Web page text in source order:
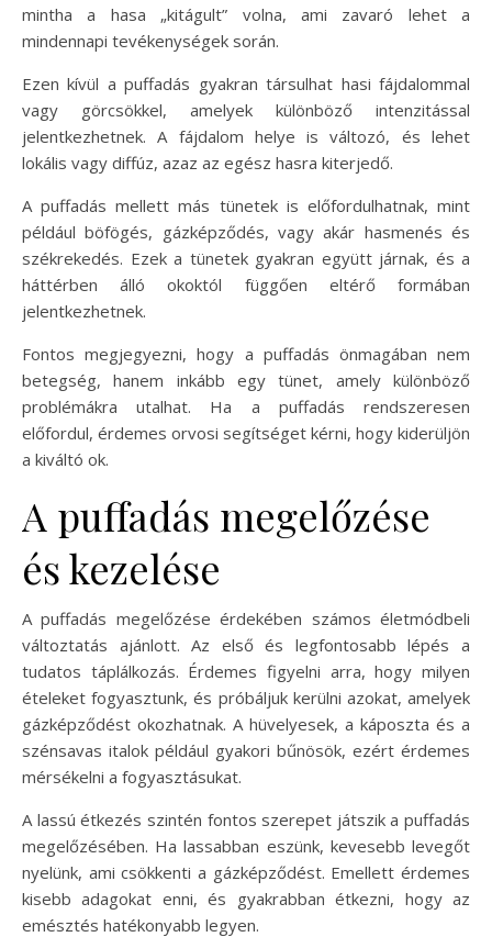
mintha a hasa „kitágult” volna, ami zavaró lehet a
mindennapi tevékenységek során.
Ezen kívül a puffadás gyakran társulhat hasi fájdalommal
vagy görcsökkel, amelyek különböző intenzitással
jelentkezhetnek. A fájdalom helye is változó, és lehet
lokális vagy diffúz, azaz az egész hasra kiterjedő.
A puffadás mellett más tünetek is előfordulhatnak, mint
például böfögés, gázképződés, vagy akár hasmenés és
székrekedés. Ezek a tünetek gyakran együtt járnak, és a
háttérben álló okoktól függően eltérő formában
jelentkezhetnek.
Fontos megjegyezni, hogy a puffadás önmagában nem
betegség, hanem inkább egy tünet, amely különböző
problémákra utalhat. Ha a puffadás rendszeresen
előfordul, érdemes orvosi segítséget kérni, hogy kiderüljön
a kiváltó ok.
A puffadás megelőzése
és kezelése
A puffadás megelőzése érdekében számos életmódbeli
változtatás ajánlott. Az első és legfontosabb lépés a
tudatos táplálkozás. Érdemes figyelni arra, hogy milyen
ételeket fogyasztunk, és próbáljuk kerülni azokat, amelyek
gázképződést okozhatnak. A hüvelyesek, a káposzta és a
szénsavas italok például gyakori bűnösök, ezért érdemes
mérsékelni a fogyasztásukat.
A lassú étkezés szintén fontos szerepet játszik a puffadás
megelőzésében. Ha lassabban eszünk, kevesebb levegőt
nyelünk, ami csökkenti a gázképződést. Emellett érdemes
kisebb adagokat enni, és gyakrabban étkezni, hogy az
emésztés hatékonyabb legyen.